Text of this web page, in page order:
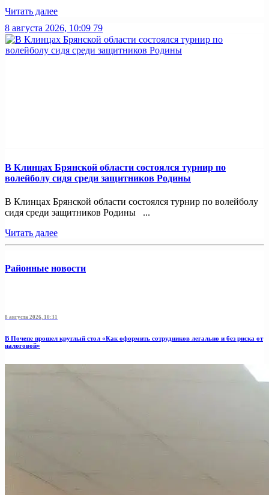
Читать далее
8 августа 2026, 10:09 79
В Клинцах Брянской области состоялся турнир по
волейболу сидя среди защитников Родины
В Клинцах Брянской области состоялся турнир по волейболу
сидя среди защитников Родины ...
Читать далее
Районные новости
8 августа 2026, 10:31
В Почепе прошел круглый стол «Как оформить сотрудников легально и без риска от
налоговой»